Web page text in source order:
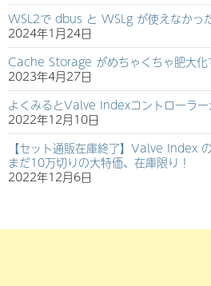
WSL2で dbus と WSLg が使えなかっ
2024年1月24日
Cache Storage がめちゃくちゃ肥大化
2023年4月27日
よくみるとValve Indexコントローラ
2022年12月10日
【セット通販在庫終了】Valve Index
まだ10万切りの大特価、在庫限り！
2022年12月6日